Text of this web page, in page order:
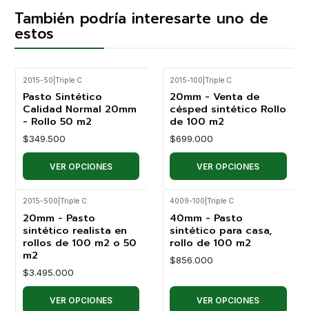
También podría interesarte uno de
estos
2015-50 Triple C
Pasto Sintético
Calidad Normal 20mm
- Rollo 50 m2
$349.500
VER OPCIONES
2015-100 Triple C
20mm - Venta de
césped sintético Rollo
de 100 m2
$699.000
VER OPCIONES
2015-500 Triple C
20mm - Pasto
sintético realista en
rollos de 100 m2 o 50
m2
$3.495.000
VER OPCIONES
4009-100 Triple C
40mm - Pasto
sintético para casa,
rollo de 100 m2
$856.000
VER OPCIONES